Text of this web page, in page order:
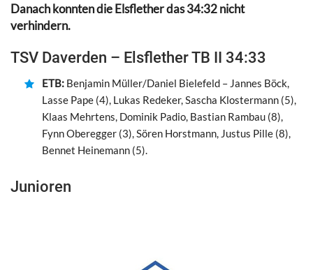
Danach konnten die Elsflether das 34:32 nicht
verhindern.
TSV Daverden – Elsflether TB II 34:33
ETB: Benjamin Müller/Daniel Bielefeld – Jannes Böck,
Lasse Pape (4), Lukas Redeker, Sascha Klostermann (5),
Klaas Mehrtens, Dominik Padio, Bastian Rambau (8),
Fynn Oberegger (3), Sören Horstmann, Justus Pille (8),
Bennet Heinemann (5).
Junioren